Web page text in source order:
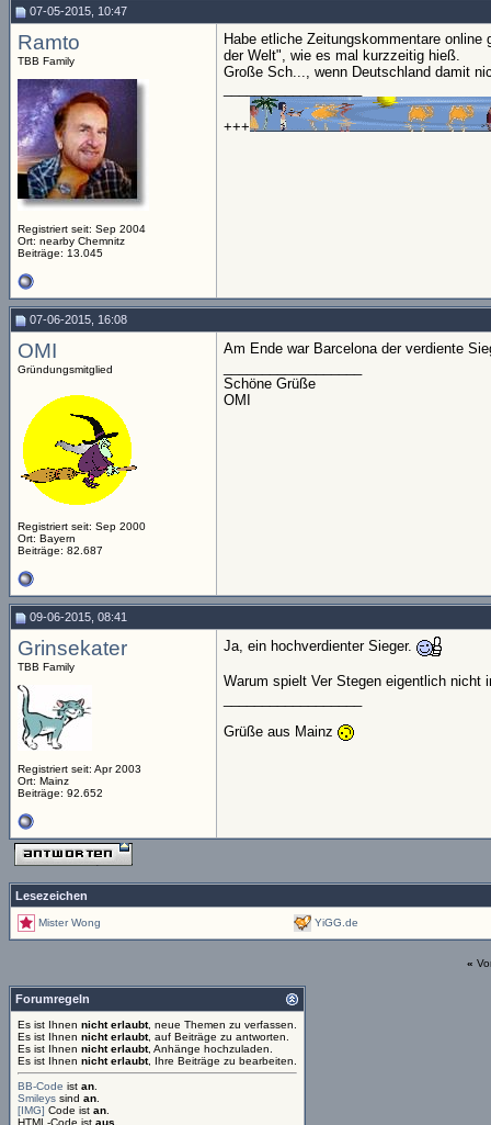
07-05-2015, 10:47
Ramto
TBB Family
Registriert seit: Sep 2004
Ort: nearby Chemnitz
Beiträge: 13.045
Habe etliche Zeitungskommentare
der Welt", wie es mal kurzzeitig hieß.
Große Sch..., wenn Deutschland damit
+++
07-06-2015, 16:08
OMI
Gründungsmitglied
Registriert seit: Sep 2000
Ort: Bayern
Beiträge: 82.687
Am Ende war Barcelona der verdiente
Schöne Grüße
OMI
09-06-2015, 08:41
Grinsekater
TBB Family
Registriert seit: Apr 2003
Ort: Mainz
Beiträge: 92.652
Ja, ein hochverdienter Sieger.
Warum spielt Ver Stegen eigentlich nicht
Grüße aus Mainz
Lesezeichen
Mister Wong YiGG.de
«
Forumregeln
Es ist Ihnen nicht erlaubt, neue Themen zu verfassen.
Es ist Ihnen nicht erlaubt, auf Beiträge zu antworten.
Es ist Ihnen nicht erlaubt, Anhänge hochzuladen.
Es ist Ihnen nicht erlaubt, Ihre Beiträge zu bearbeiten.
BB-Code ist an
Smileys sind an
[IMG] Code ist an
HTML-Code ist aus